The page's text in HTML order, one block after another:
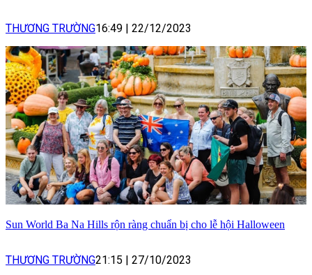
THƯƠNG TRƯỜNG16:49 22/12/2023
Sun World Ba Na Hills rộn ràng chuẩn bị cho lễ hội Halloween
THƯƠNG TRƯỜNG21:15 | 27/10/2023